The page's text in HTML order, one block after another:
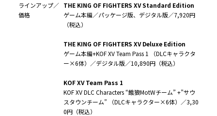
ラインアップ／
価格
THE KING OF FIGHTERS XV Standard Edition
ゲーム本編／パッケージ版、デジタル版／7,920円
（税込）
THE KING OF FIGHTERS XV Deluxe Edition
ゲーム本編+KOF XV Team Pass 1 （DLCキャラクタ
ー×6体）／デジタル版／10,890円（税込）
KOF XV Team Pass 1
KOF XV DLC Characters “餓狼MotWチーム” +”サウ
スタウンチーム” （DLCキャラクター×6体）／3,30
0円（税込）